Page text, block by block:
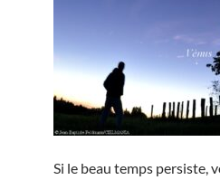
Si le beau temps persiste,